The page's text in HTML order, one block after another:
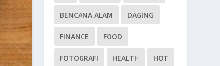
BENCANA ALAM DAGING
FINANCE FOOD
FOTOGRAFI HEALTH HOT